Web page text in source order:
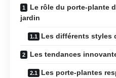
Le rôle du porte-plante
jardin
Les différents styles
Les tendances
Les porte-plantes